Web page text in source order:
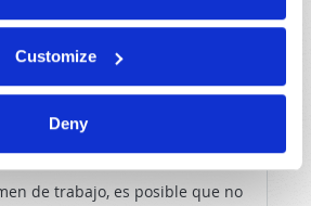
Customize
Deny
29 Junio 2018
PIENSAS!
de trabajo, es posible que no